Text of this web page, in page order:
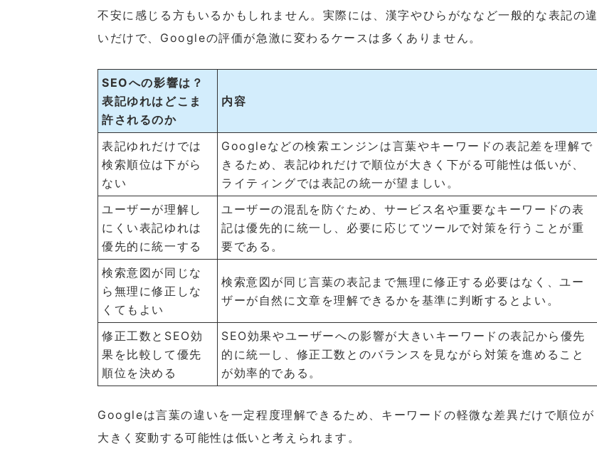
不安に感じる方もいるかもしれません。実際には、漢字やひらがななど一般的な表記の違
いだけで、Googleの評価が急激に変わるケースは多くありません。
SEOへの影響は？
表記ゆれはどこま
許されるのか
内容
表記ゆれだけでは
検索順位は下がら
ない
Googleなどの検索エンジンは言葉やキーワードの表記差を理解で
きるため、表記ゆれだけで順位が大きく下がる可能性は低いが、
ライティングでは表記の統一が望ましい。
ユーザーが理解し
にくい表記ゆれは
優先的に統一する
ユーザーの混乱を防ぐため、サービス名や重要なキーワードの表
記は優先的に統一し、必要に応じてツールで対策を行うことが重
要である。
検索意図が同じな
ら無理に修正しな
くてもよい
検索意図が同じ言葉の表記まで無理に修正する必要はなく、ユー
ザーが自然に文章を理解できるかを基準に判断するとよい。
修正工数とSEO効
果を比較して優先
順位を決める
SEO効果やユーザーへの影響が大きいキーワードの表記から優先
的に統一し、修正工数とのバランスを見ながら対策を進めること
が効率的である。
Googleは言葉の違いを一定程度理解できるため、キーワードの軽微な差異だけで順位が
大きく変動する可能性は低いと考えられます。